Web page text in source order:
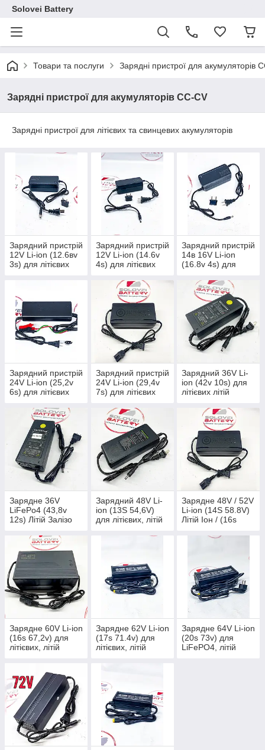
Solovei Battery
Товари та послуги Зарядні пристрої для акумуляторів
Зарядні пристрої для акумуляторів CC-CV
Зарядні пристрої для літієвих та свинцевих акумуляторів
Зарядний пристрій
12V Li-ion (12.6вv
3s) для літієвих
Зарядний пристрій
12V Li-ion (14.6v
4s) для літієвих
залізофосфатних
акумуляторів
LiFePo4
Зарядний пристрій
14в 16V Li-ion
(16.8v 4s) для
іонних
акумуляторів
Зарядний пристрій
24V Li-ion (25,2v
6s) для літієвих
акумуляторів
Зарядний пристрій
24V Li-ion (29,4v
7s) для літієвих
акумуляторів
Зарядний 36V Li-
ion (42v 10s) для
літієвих літій
акумуляторів
Зарядне 36V
LiFePo4 (43,8v
12s) Літій Залізо
Зарядний 48V Li-
ion (13S 54,6V)
для літієвих, літій
Зарядне 48V / 52V
Li-ion (14S 58.8V)
Літій Іон / (16s
Залізо Фосфат
Зарядне 60V Li-ion
(16s 67,2v) для
літієвих, літій
Зарядне 62V Li-ion
(17s 71.4v) для
літієвих, літій
Зарядне 64V Li-ion
(20s 73v) для
LiFePO4, літій